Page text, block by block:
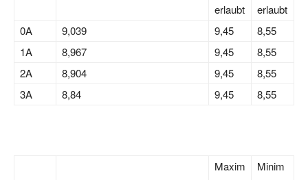
erlaubt
erlaubt
0A
9,039 9,45
8,55
1A
8,967 9,45
8,55
2A
8,904 9,45
8,55
3A
8,84 9,45 8,55
Maxim
Minim